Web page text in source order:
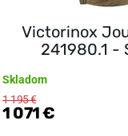
Victorinox
241980.1 -
Skladom
1 195 €
1 071 €